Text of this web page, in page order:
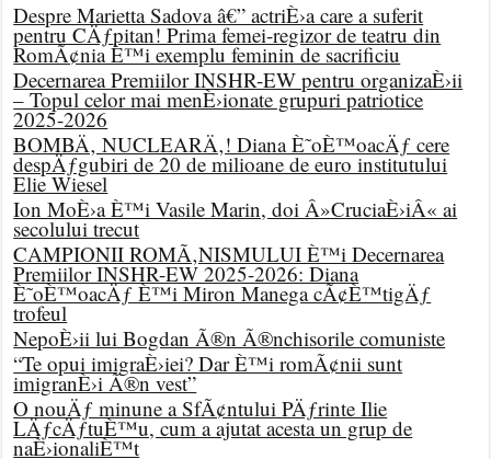
Despre Marietta Sadova â€” actriÈ›a care a suferit
pentru CÄƒpitan! Prima femei-regizor de teatru din
RomÃ¢nia È™i exemplu feminin de sacrificiu
Decernarea Premiilor INSHR-EW pentru organizaÈ›ii
– Topul celor mai menÈ›ionate grupuri patriotice
2025-2026
BOMBÄ‚ NUCLEARÄ‚! Diana È˜oÈ™oacÄƒ cere
despÄƒgubiri de 20 de milioane de euro institutului
Elie Wiesel
Ion MoÈ›a È™i Vasile Marin, doi Â»CruciaÈ›iÂ« ai
secolului trecut
CAMPIONII ROMÃ‚NISMULUI È™i Decernarea
Premiilor INSHR-EW 2025-2026: Diana
È˜oÈ™oacÄƒ È™i Miron Manega cÃ¢È™tigÄƒ
trofeul
NepoÈ›ii lui Bogdan Ã®n Ã®nchisorile comuniste
“Te opui imigraÈ›iei? Dar È™i romÃ¢nii sunt
imigranÈ›i Ã®n vest”
O nouÄƒ minune a SfÃ¢ntului PÄƒrinte Ilie
LÄƒcÄƒtuÈ™u, cum a ajutat acesta un grup de
naÈ›ionaliÈ™t